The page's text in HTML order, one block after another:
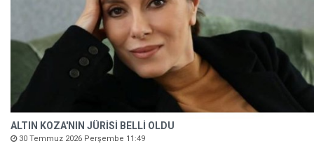
ALTIN KOZA'NIN JÜRİSİ BELLİ OLDU
30 Temmuz 2026 Perşembe 11:49